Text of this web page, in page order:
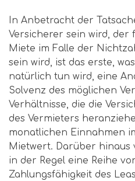
In Anbetracht der
Versicherer sein wird, der
Miete im Falle der
sein wird, ist das erste,
natürlich tun wird, eine
Solvenz des möglichen
Verhältnisse, die die
des Vermieters
monatlichen Einnahmen
Mietwert. Darüber
in der Regel eine Reihe
Zahlungsfähigkeit des